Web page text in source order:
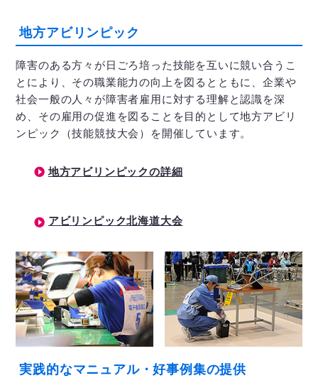
地方アビリンピック
障害のある方々が日ごろ培った技能を互いに競い合うこ
とにより、その職業能力の向上を図るとともに、企業や
社会一般の人々が障害者雇用に対する理解と認識を深
め、その雇用の促進を図ることを目的として地方アビリ
ンピック（技能競技大会）を開催しています。
地方アビリンピックの詳細
アビリンピック北海道大会
実践的なマニュアル・好事例集の提供